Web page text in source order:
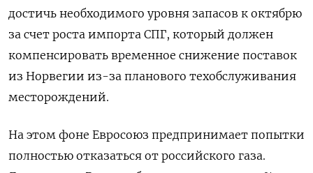
достичь необходимого уровня запасов к октябрю
за счет роста импорта СПГ, который должен
компенсировать временное снижение поставок
из Норвегии из-за планового техобслуживания
месторождений.
На этом фоне Евросоюз предпринимает попытки
полностью отказаться от российского газа.